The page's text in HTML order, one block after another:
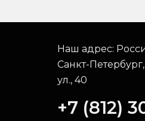
Наш адрес:
Санкт-
ул., 40
+7 (812)